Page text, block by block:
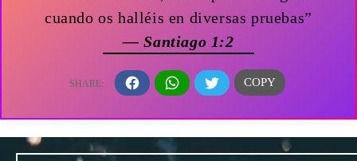
cuando os halléis en diversas pruebas”
— Santiago 1:2